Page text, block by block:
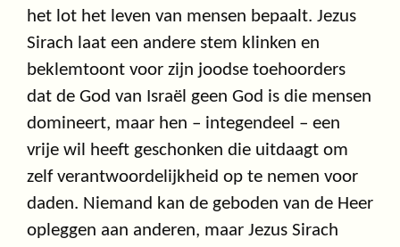
het lot het leven van mensen bepaalt. Jezus
Sirach laat een andere stem klinken en
beklemtoont voor zijn joodse toehoorders
dat de God van Israël geen God is die mensen
domineert, maar hen – integendeel – een
vrije wil heeft geschonken die uitdaagt om
zelf verantwoordelijkheid op te nemen voor
daden. Niemand kan de geboden van de Heer
opleggen aan anderen, maar Jezus Sirach